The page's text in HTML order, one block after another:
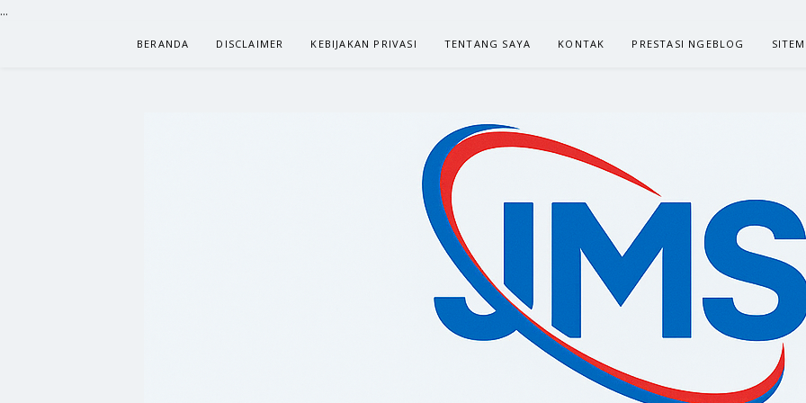
...
BERANDA DISCLAIMER KEBIJAKAN PRIVASI TENTANG SAYA KONTAK PRESTASI NGEBLOG